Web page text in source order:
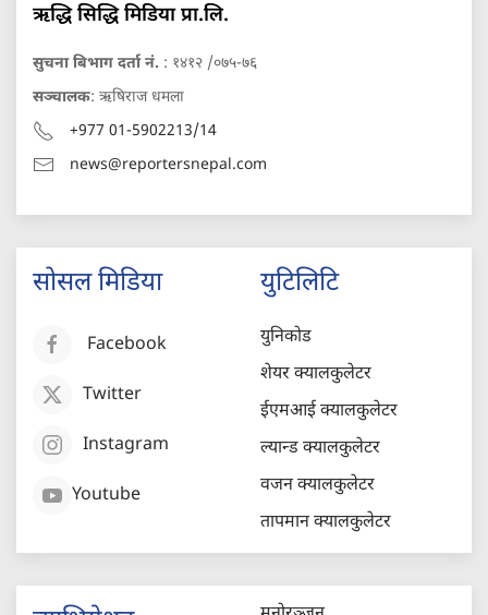
ऋद्धि सिद्धि मिडिया प्रा.लि.
सुचना बिभाग दर्ता नं. : १४१२ /०७५-७६
सञ्चालक: ऋषिराज धमला
+977 01-5902213/14
news@reportersnepal.com
सोसल मिडिया
Facebook
Twitter
Instagram
Youtube
युटिलिटि
युनिकोड
शेयर क्यालकुलेटर
ईएमआई क्यालकुलेटर
ल्यान्ड क्यालकुलेटर
वजन क्यालकुलेटर
तापमान क्यालकुलेटर